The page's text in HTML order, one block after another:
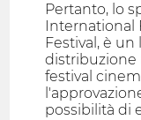
Pertanto, lo
Festival, è
distribuzione
festival
possibilità di